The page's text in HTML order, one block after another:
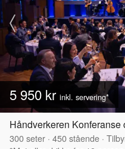
5 950 kr inkl. servering*
Håndverkeren
300seter · 450stående ·